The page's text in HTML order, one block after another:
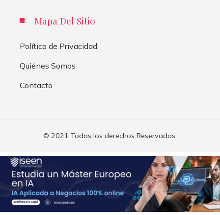
Mapa Del Sitio
Política de Privacidad
Quiénes Somos
Contacto
© 2021 Todos los derechos Reservados.